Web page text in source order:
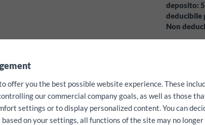
deposito:
deducibile
Non
/ chilometro
offer you the best possible website experience. These
our commercial company goals, as well as those
settings or to display personalized content. You can
on your settings, all functions of the site may no longer